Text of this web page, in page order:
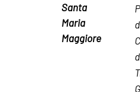
Santa
Maria
Maggiore